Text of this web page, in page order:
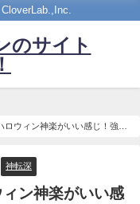
のサイト
ウィン神楽がいい感じ！強力
神転深
ン神楽がいい感